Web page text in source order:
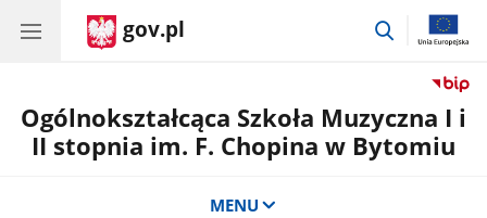
gov.pl
przejdź
Ogólnokształcąca Szkoła Muzyczna I i
II stopnia im. F. Chopina w Bytomiu
MENU